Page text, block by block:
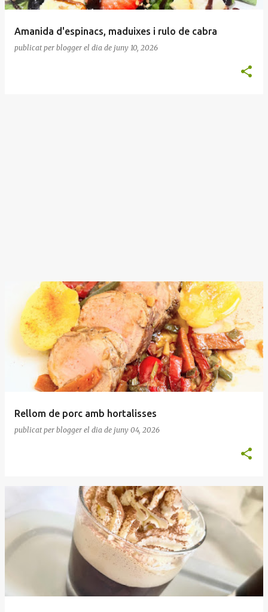
Amanida d'espinacs, maduixes i rulo de cabra
publicat per blogger el dia de juny 10, 2026
Rellom de porc amb hortalisses
publicat per blogger el dia de juny 04, 2026